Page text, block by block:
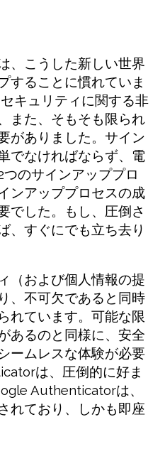
、こうした新しい世界
することに慣れていま
キュリティに関する非
また、そもそも限られ
がありました。サイン
でなければならず、電
のサインアッププロ
ンアッププロセスの成
でした。もし、圧倒さ
、すぐにでも立ち去り
（および個人情報の提
、不可欠であると同時
れています。可能な限
あるのと同様に、安全
ームレスな体験が必要
は、圧倒的に好ま
Authenticatorは、
れており、しかも即座